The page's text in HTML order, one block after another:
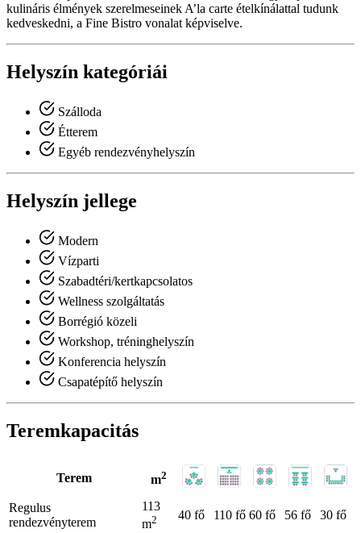
kulináris élmények szerelmeseinek A’la carte ételkínálattal tudunk
kedveskedni, a Fine Bistro vonalat képviselve.
Helyszín kategóriái
Szálloda
Étterem
Egyéb rendezvényhelyszín
Helyszín jellege
Modern
Vízparti
Szabadtéri/kertkapcsolatos
Wellness szolgáltatás
Borrégió közeli
Workshop, tréninghelyszín
Konferencia helyszín
Csapatépítő helyszín
Teremkapacitás
Terem m2
Regulus
rendezvényterem
113
m2 40 fő 110 fő 60 fő 56 fő
30 fő